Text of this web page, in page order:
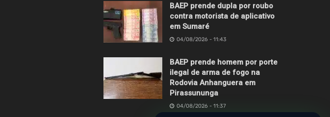
BAEP prende dupla por roubo
contra motorista de aplicativo
em Sumaré
04/08/2026 - 11:43
BAEP prende homem por porte
ilegal de arma de fogo na
Rodovia Anhanguera em
Pirassununga
04/08/2026 - 11:37